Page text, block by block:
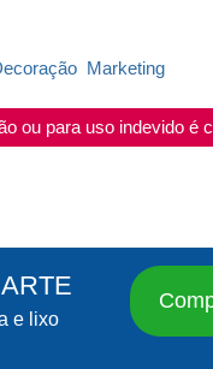
Marketing
ou para uso indevido é
e lixo